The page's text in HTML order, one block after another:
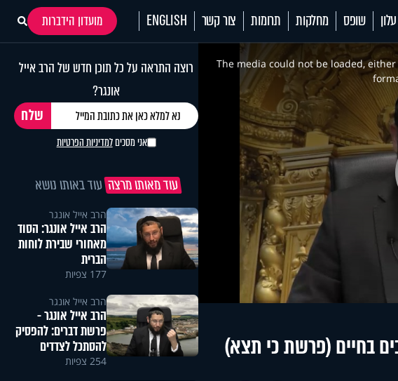
עלון שופס מחלקות תרומות צור קשר ENGLISH
מועדון הידברות
This
modalThe media could not be loaded,
בחיים (פרשת כי תצא)
רוצה התראה על כל תוכן חדש של הרב אייל
אונגר?
אני מסכיםלמדיניות הפרטיות
עוד מאותו מרצה עוד באותו נושא
הרב אייל אונגר
הרב אייל אונגר: הסוד
מאחורי שבירת לוחות
הברית
177 צפיות
הרב אייל אונגר
הרב אייל אונגר -
פרשת דברים: להפסיק
להסתכל לצדדים
254 צפיות